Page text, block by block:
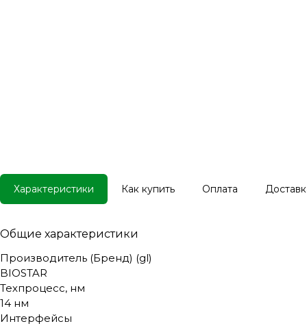
Характеристики Как купить Оплата
Общие характеристики
Производитель (Бренд) (gl)
BIOSTAR
Техпроцесс, нм
14 нм
Интерфейсы